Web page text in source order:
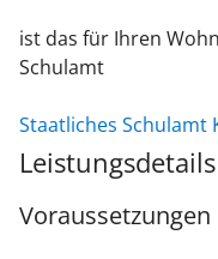
ist das für Ihren
Schulamt
Staatliches Schulamt
Leistungsdetails
Voraussetzungen